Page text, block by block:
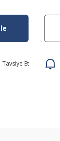
Tavsiye Et